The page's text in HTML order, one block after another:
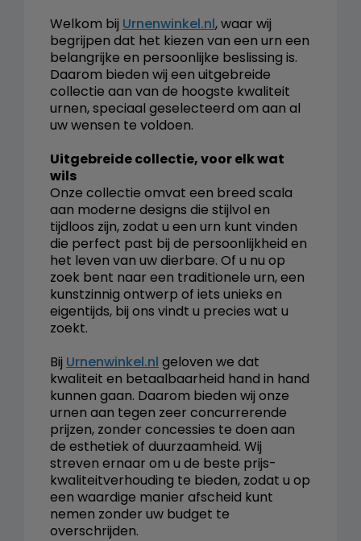
Welkom bij Urnenwinkel.nl, waar wij
begrijpen dat het kiezen van een urn een
belangrijke en persoonlijke beslissing is.
Daarom bieden wij een uitgebreide
collectie aan van de hoogste kwaliteit
urnen, speciaal geselecteerd om aan al
uw wensen te voldoen.
Uitgebreide collectie, voor elk wat
wils
Onze collectie omvat een breed scala
aan moderne designs die stijlvol en
tijdloos zijn, zodat u een urn kunt vinden
die perfect past bij de persoonlijkheid en
het leven van uw dierbare. Of u nu op
zoek bent naar een traditionele urn, een
kunstzinnig ontwerp of iets unieks en
eigentijds, bij ons vindt u precies wat u
zoekt.
Bij Urnenwinkel.nl geloven we dat
kwaliteit en betaalbaarheid hand in hand
kunnen gaan. Daarom bieden wij onze
urnen aan tegen zeer concurrerende
prijzen, zonder concessies te doen aan
de esthetiek of duurzaamheid. Wij
streven ernaar om u de beste prijs-
kwaliteitverhouding te bieden, zodat u op
een waardige manier afscheid kunt
nemen zonder uw budget te
overschrijden.